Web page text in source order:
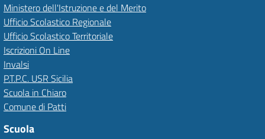
Ministero dell'Istruzione e del Merito
Ufficio Scolastico Regionale
Ufficio Scolastico Territoriale
Iscrizioni On Line
Invalsi
P.T.P.C. USR Sicilia
Scuola in Chiaro
Comune di Patti
Scuola